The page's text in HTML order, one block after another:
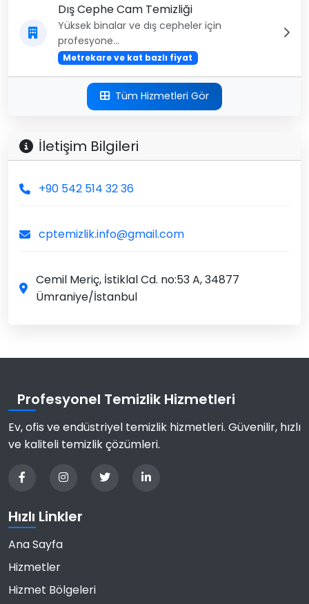
Dış Cephe Cam Temizliği
Yüksek binalar ve dış cepheler için
profesyone...
Metrekare ve kat bazlı fiyat
Tüm Hizmetleri Gör
İletişim Bilgileri
+90 542 514 32 36
cptemizlik.info@gmail.com
Cemil Meriç, İstiklal Cd. no:53 A, 34877
Ümraniye/İstanbul
Profesyonel Temizlik Hizmetleri
Ev, ofis ve endüstriyel temizlik hizmetleri. Güvenilir, hızlı
ve kaliteli temizlik çözümleri.
Hızlı Linkler
Ana Sayfa
Hizmetler
Hizmet Bölgeleri